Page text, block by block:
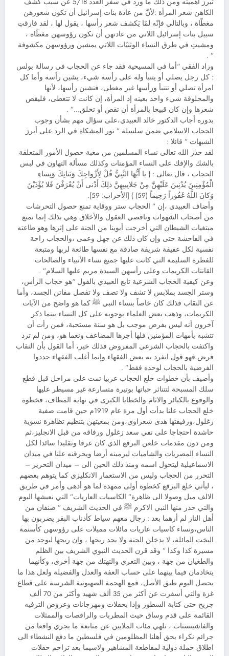
الكاهن شعر المرأة :ﻷنّ من عادة بنات إسرائيل أن تكون شعورهن
مغطّاة ، وبالتالي فإنّه لمّا يَكشف شعر رأسها ، يقول لها ، ‏لقد فارقتِ
سبيل بنات إسرائيل اللاتي من عادتهن أن تكون رؤوسهن مغطّاة ،
ومشيتِ في طرق النساء الوثنيّات اللاتي يمشين ورؤوسهن مكشوفة
” .‏
وزاد الفقي “أما في المسيحية فقد جاء عن الحجاب في رسالة بولس
: كل رجل يصلي أو يتنبأ وله على رأسه شيء، يشين رأسه وأما كل
امرأة تصلي أو تتنبأ ورأسها غير مغطى، فتشين رأسها، ﻷنها
والمحلوقة شيء واحد بعينه إذ المرأة، إن كانت ﻻ تتغطى، فليقص
شعرها وإن كان قبيحا بالمرأة أن تقص أو تحلق…” .
بدوره أجاب الدكتور خالد العبيدي،على سؤال مهم بشأن وجوب
الحجاب الاسلامي ضمن سلسلة ” نور المشكاة في الرد على أبرز
الشبهات ” قائلا :
لقد حذر الله تعالى نساء المسلمين من مغبة حصول الأمور المتعلقة
بالشك والإفك على النساء المؤمنات وكذلك مسألة التهاون في لبس
الحجاب ، قال تعالى : { يا أَيُّهَا النَّبِيُّ قُلْ لِأَزْواجِكَ وَبَناتِكَ وَنِساءِ
الْمُؤْمِنِينَ يُدْنِينَ عَلَيْهِنَّ مِنْ جَلابِيبِهِنَّ ذلِكَ أَدْنى أَنْ يُعْرَفْنَ فَلا يُؤْذَيْنَ
وَكانَ اللَّهُ غَفُوراً رَحِيماً (59) } [الأحزاب: 59].
وأضاف العبيدي ،إن ” الحجاب ستر ووقاية تمنع حصول التحرشات
من أصحاب الشهوات وناقصي العقول والأخلاق وهي بذلك إنما تمنع
مبتغيات الشيطان التي أخرجت أبوينا من الجنة على إثرها وهو طاعته
في الفاحشة حتى وإن كان ذلك عن جهل وعمى ،والحجاب راحة
نفسية لكل عفيفة شريفة صادقة مع نفسها طائعة لربها ومتبعة
للفطرة السليمة التي كانت عليها جميع نساء الأنبياء والصالحات
القانتات الكريمات وعلى رأسهن السيدة مريم عليها السلام” .
وعن كيفية الحجاب الشرعية تابع العبيدي بالقول “هو حجاب الرأس،
وستر الجسد بملابس لا تشف ولا تصف ولا تفصل مفاتن الجسد، وأما
عن النقاب فذلك كان خاصاً بنساء النبي ﷺ كما هو واضح من الآيات
الكريمات، وذهب بعض العلماء بوجوبه على كل النساء بينما ذكر
آخرون أنه ليس بفرض موجب بل هو سنة مستحبة، فمن رأت أن
تتشبه بأمهات المؤمنين فلها أجرها المضاعف ونعما هو، ومن لم ترد
واكتفت بالحجاب الشرعي المفروض فذلك خير، أما القول بأن النقاب
فرض فهو قول انفرد به بعض الفقهاء وإنما أغلب الفقهاء حددوا
الفرضية بالحجاب لوحده فقط” .
وأضيف بأن خطوات خلع الحجاب عربيا تمت على مراحل قبل قطع
سلك المسبحة لتتناثر حباتها بوتيرة متسارعة غير مسيطر عليها
والوقوع بالكبائر والاثام والخطايا الكبرى في نهاية المطاف، فخطوة
خلع الحجاب علنا بدأت أول مرة عام 1919م حين قامت صفية
زغلول،ورفيقتها هدى شعراوي،ومن بمعيتهن بتنظيم تظاهرة نسوية
حاشدة احتجاجا على نفي سعد زغلول ورفاقه من قبل الانجليز،ثم
ومن دون مقدمات خلعن البرقع الذي كان عرفا وتقليدا سائدا لكل
النساء المصريات والشاميات ليرمينه أرضا ويحرقنه علنا في ميدان
الاسماعيلية ليتحول اسمه ومنذ ذلك الحين الى – ميدان التحرير –
التحرر من الحجاب وليس من الاستعمار الانكليزي كما يتوهم بعضهم
، ليأتي خلع البرقع كخطوة أولى ممهدة لما هو أدهى وأمر في طريق
الالف ميل وصولا الى ظاهرة” الكاسيات العاريات” التي نعيشها اليوم
والتي حذر منها النبي الاكرم ﷺ في الحديث الشريف ” صنفان من
أهل النار لم أرهما بعد : رجال معهم سياط كأذناب البقر يضربون بها
الناس،ونساء كاسيات عاريات مائلات مميلات على رؤوسهن كأسنمة
البخت المائلة، لا يدخلن الجنة ولا يجد ريحها ، وإن ريحها ليوجد من
مسيرة كذا وكذا ” وقد قرن الحديث النبوي الشريف بين الظلم
والطغيان من جهة ، وبين التعري والتهتك من جهة أخرى، وكأنهما
يتخادمان فيما بينهما على حساب العفة والعدل والفضيلة ولعل هذا ما
يحصل اليوم طبق الأصل، فمع الهجمة الصهيونية الشرسة على قطاع
غزة والتي أسفرت عن أكثر من 35 ألف شهيد وأكثر من 70 ألف
جريح حتى كتابة السطور وإذا بحفلات ومهرجانات وعروض الترفيه
القائمة على قدم وساق حيث المطربات والراقصات والممثلات
والفاشينستات ، تلهي مئات الملايين عن متابعة ما يجري واقعا من
جرائم نكراء بحق أهلنا المظلومين في فلسطين ما دفع النشطاء الى
اطلاق حملة دولية لمقاطعة المشاهير ولاسيما بعد تزاحم حفلات